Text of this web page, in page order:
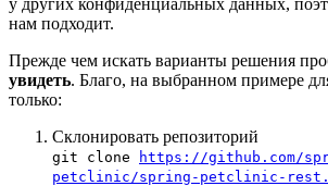
нам подходит.
Прежде чем искать варианты решения
увидеть. Благо, на выбранном примере
только:
Склонировать репозиторий
git clone
https://github.com/
petclinic/spring-petclinic-